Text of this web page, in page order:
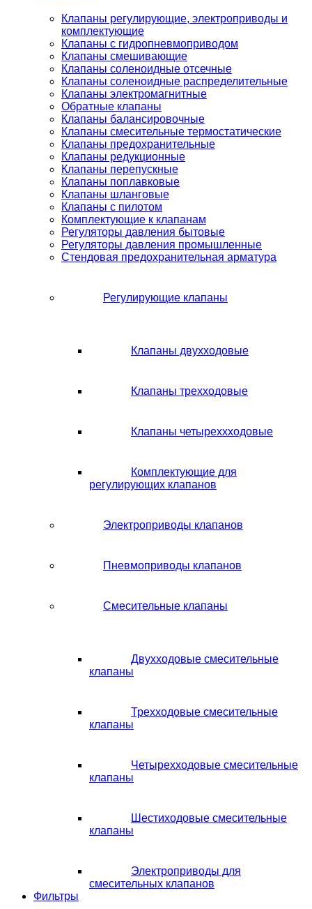
Клапаны регулирующие, электроприводы и
комплектующие
Клапаны с гидропневмоприводом
Клапаны смешивающие
Клапаны соленоидные отсечные
Клапаны соленоидные распределительные
Клапаны электромагнитные
Обратные клапаны
Клапаны балансировочные
Клапаны смесительные термостатические
Клапаны предохранительные
Клапаны редукционные
Клапаны перепускные
Клапаны поплавковые
Клапаны шланговые
Клапаны с пилотом
Комплектующие к клапанам
Регуляторы давления бытовые
Регуляторы давления промышленные
Стендовая предохранительная арматура
Регулирующие клапаны
Клапаны двухходовые
Клапаны трехходовые
Клапаны четыреххходовые
Комплектующие для
регулирующих клапанов
Электроприводы клапанов
Пневмоприводы клапанов
Смесительные клапаны
Двухходовые смесительные
клапаны
Трехходовые смесительные
клапаны
Четырехходовые смесительные
клапаны
Шестиходовые смесительные
клапаны
Электроприводы для
смесительных клапанов
Фильтры